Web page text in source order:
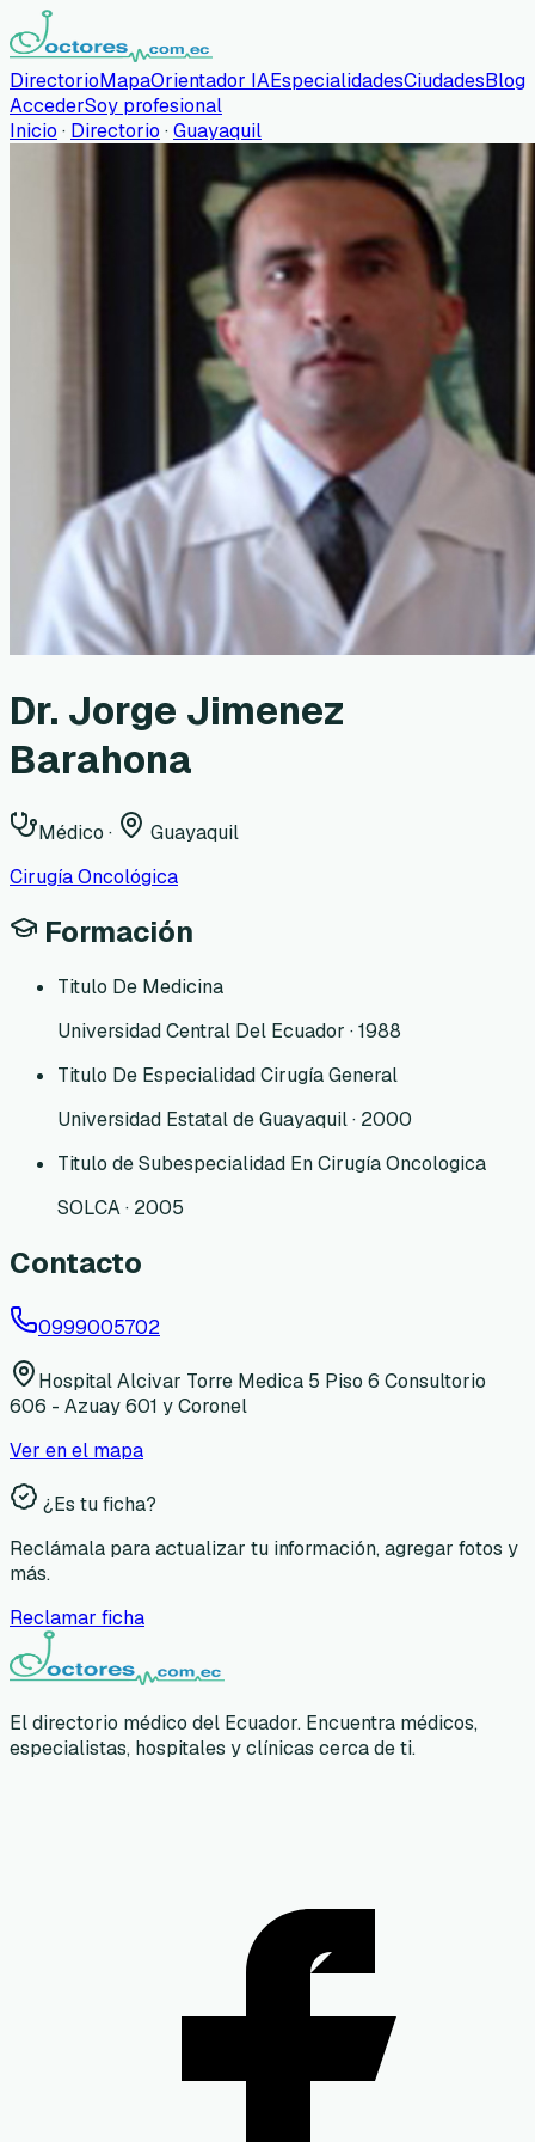
DirectorioMapaOrientador IAEspecialidadesCiudadesBlog
AccederSoy profesional
Inicio · Directorio ·Guayaquil
Dr. Jorge Jimenez
Barahona
Médico ·
Guayaquil
Cirugía Oncológica
Formación
Titulo De Medicina
Universidad Central Del Ecuador · 1988
Titulo De Especialidad Cirugía General
Universidad Estatal de Guayaquil · 2000
Titulo de Subespecialidad En Cirugía Oncologica
SOLCA · 2005
Contacto
0999005702
Hospital Alcivar Torre Medica 5 Piso 6 Consultorio
606 - Azuay 601 y Coronel
Ver en el mapa
¿Es tu ficha?
Reclámala para actualizar tu información, agregar fotos y
más.
Reclamar ficha
El directorio médico del Ecuador. Encuentra médicos,
especialistas, hospitales y clínicas cerca de ti.